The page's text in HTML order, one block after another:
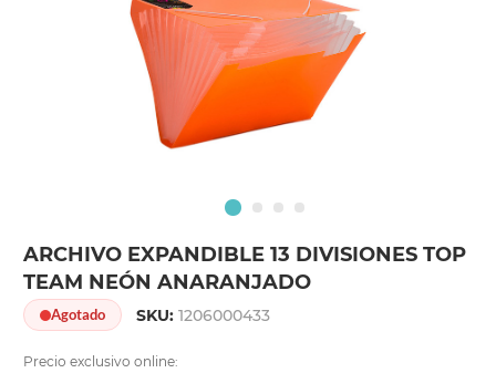
ARCHIVO EXPANDIBLE 13 DIVISIONES TOP
TEAM NEÓN ANARANJADO
Agotado SKU:1206000433
Precio exclusivo online: